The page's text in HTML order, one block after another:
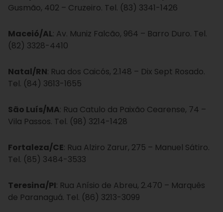
Gusmão, 402 – Cruzeiro. Tel. (83) 3341-1426
Maceió/AL: Av. Muniz Falcão, 964 – Barro Duro. Tel.
(82) 3328-4410
Natal/RN: Rua dos Caicós, 2.148 – Dix Sept Rosado.
Tel. (84) 3613-1655
São Luís/MA: Rua Catulo da Paixão Cearense, 74 –
Vila Passos. Tel. (98) 3214-1428
Fortaleza/CE: Rua Alziro Zarur, 275 – Manuel Sátiro.
Tel. (85) 3484-3533
Teresina/PI: Rua Anísio de Abreu, 2.470 – Marquês
de Paranaguá. Tel. (86) 3213-3099